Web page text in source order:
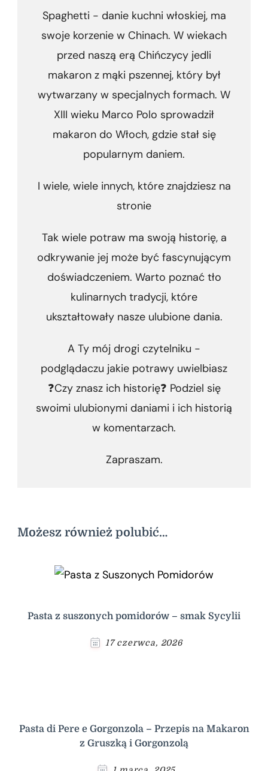
Spaghetti - danie kuchni włoskiej, ma
swoje korzenie w Chinach. W wiekach
przed naszą erą Chińczycy jedli
makaron z mąki pszennej, który był
wytwarzany w specjalnych formach. W
XIII wieku Marco Polo sprowadził
makaron do Włoch, gdzie stał się
popularnym daniem.
I wiele, wiele innych, które znajdziesz na
stronie
Tak wiele potraw ma swoją historię, a
odkrywanie jej może być fascynującym
doświadczeniem. Warto poznać tło
kulinarnych tradycji, które
ukształtowały nasze ulubione dania.
A Ty mój drogi czytelniku -
podglądaczu jakie potrawy uwielbiasz
❓Czy znasz ich historię❓ Podziel się
swoimi ulubionymi daniami i ich historią
w komentarzach.
Zapraszam.
Możesz również polubić…
Pasta z suszonych pomidorów – smak Sycylii
17 czerwca, 2026
Pasta di Pere e Gorgonzola – Przepis na Makaron
z Gruszką i Gorgonzolą